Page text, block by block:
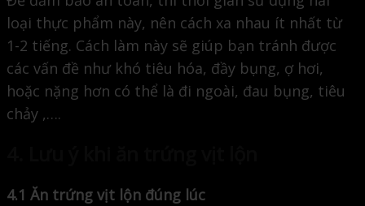
loại thực phẩm này, nên cách xa nhau ít nhất từ
1-2 tiếng. Cách làm này sẽ giúp bạn tránh được
các vấn đề như khó tiêu hóa, đầy bụng, ợ hơi,
hoặc nặng hơn có thể là đi ngoài, đau bụng, tiêu
chảy ,….
4.1 Ăn trứng vịt lộn đúng lúc